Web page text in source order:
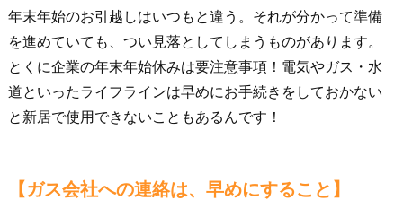
年末年始のお引越しはいつもと違う。それが分かって準備
を進めていても、つい見落としてしまうものがあります。
とくに企業の年末年始休みは要注意事項！電気やガス・水
道といったライフラインは早めにお手続きをしておかない
と新居で使用できないこともあるんです！
【ガス会社への連絡は、早めにすること】